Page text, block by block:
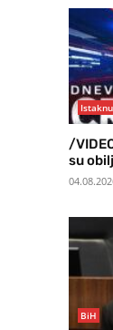
/
su
BiH